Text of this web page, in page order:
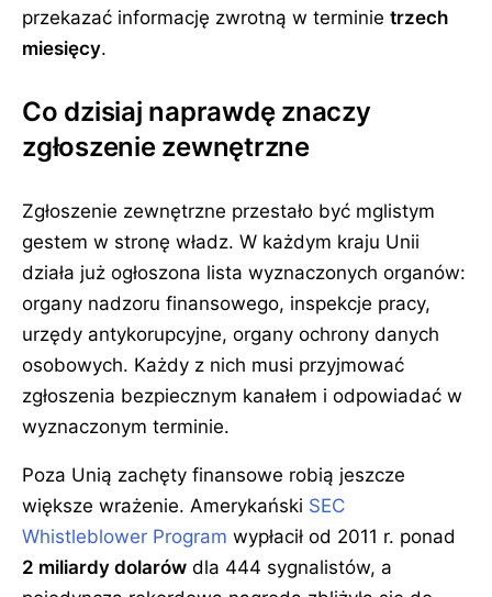
przekazać informację zwrotną w terminie trzech
miesięcy.
Co dzisiaj naprawdę znaczy
zgłoszenie zewnętrzne
Zgłoszenie zewnętrzne przestało być mglistym
gestem w stronę władz. W każdym kraju Unii
działa już ogłoszona lista wyznaczonych organów:
organy nadzoru finansowego, inspekcje pracy,
urzędy antykorupcyjne, organy ochrony danych
osobowych. Każdy z nich musi przyjmować
zgłoszenia bezpiecznym kanałem i odpowiadać w
wyznaczonym terminie.
Poza Unią zachęty finansowe robią jeszcze
większe wrażenie. Amerykański SEC
Whistleblower Program wypłacił od 2011 r. ponad
2 miliardy dolarów dla 444 sygnalistów, a